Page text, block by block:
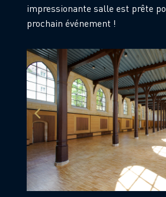
impressionante salle est prête
prochain événement !